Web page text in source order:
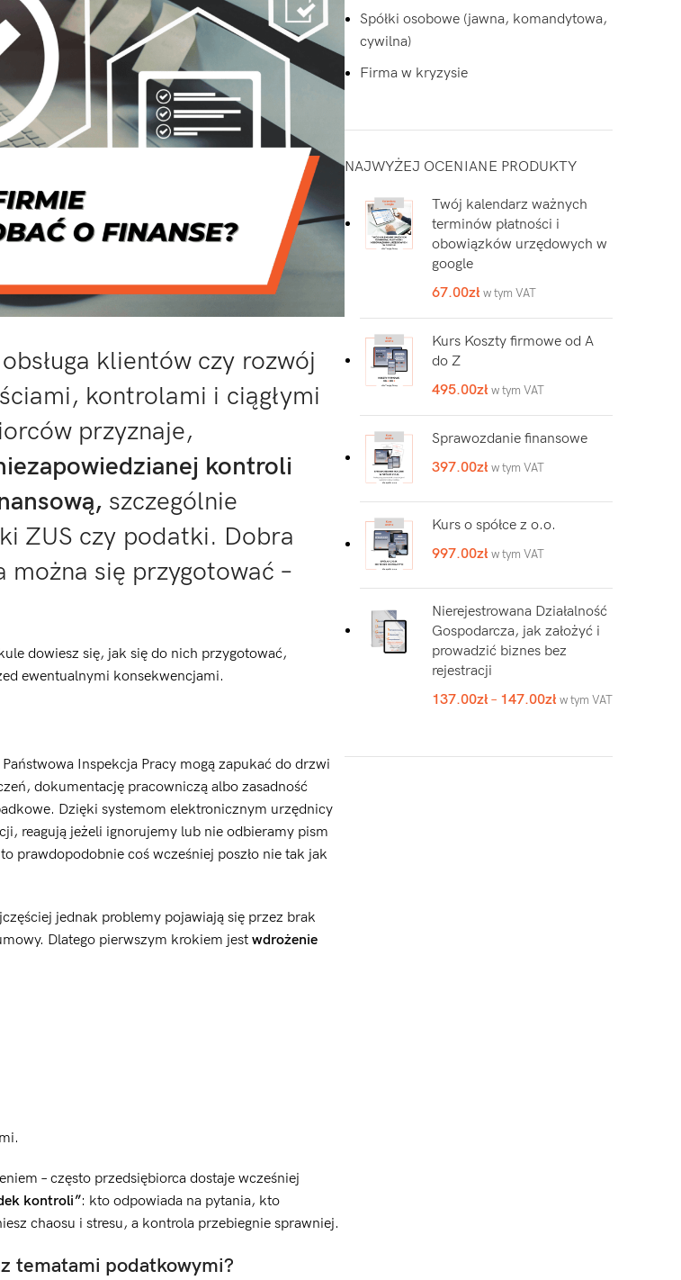
klientów czy rozwój
kontrolami i ciągłymi
przyznaje,
kontroli
, szczególnie
ZUS czy podatki. Dobra
się przygotować –
dowiesz się, jak się do nich przygotować,
ewentualnymi konsekwencjami.
Inspekcja Pracy mogą zapukać do drzwi
dokumentację pracowniczą albo zasadność
Dzięki systemom elektronicznym urzędnicy
reagują jeżeli ignorujemy lub nie odbieramy pism
prawdopodobnie coś wcześniej poszło nie tak jak
jednak problemy pojawiają się przez brak
Dlatego pierwszym krokiem jest wdrożenie
– często przedsiębiorca dostaje wcześniej
kontroli”: kto odpowiada na pytania, kto
chaosu i stresu, a kontrola przebiegnie sprawniej.
tematami podatkowymi?
Spółki osobowe (jawna, komandytowa,
cywilna)
Firma w kryzysie
NAJWYŻEJ OCENIANE PRODUKTY
Twój kalendarz ważnych
terminów płatności i
obowiązków urzędowych w
google
67.00zł w tym VAT
Kurs Koszty firmowe od A
do Z
495.00zł w tym VAT
Sprawozdanie finansowe
397.00zł w tym VAT
Kurs o spółce z o.o.
997.00zł w tym VAT
Nierejestrowana Działalność
Gospodarcza, jak założyć i
prowadzić biznes bez
rejestracji
137.00zł – 147.00zł w tym VAT